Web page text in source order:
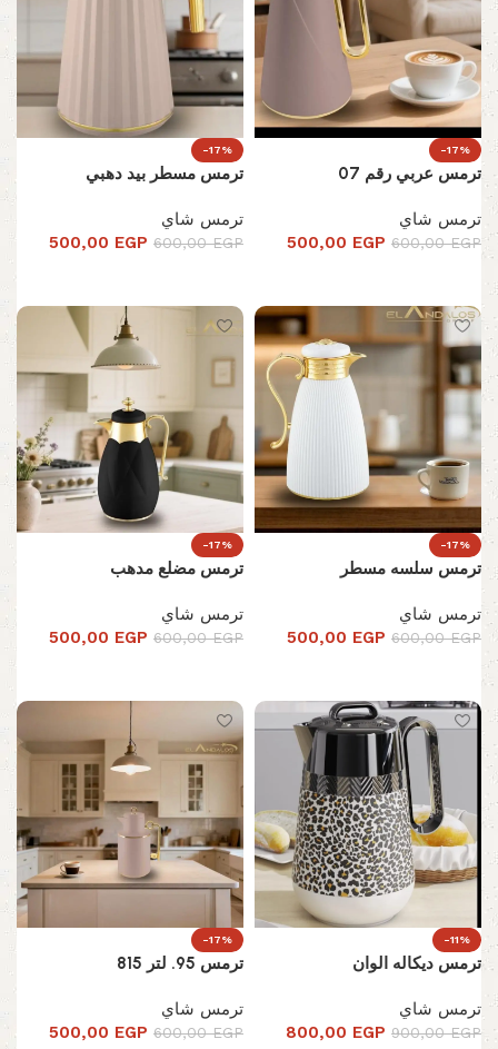
-17%
ترمس عربي رقم 07
ترمس شاي
600,00EGP
500,00 EGP
-17%
ترمس مسطر بيد دهبي
ترمس شاي
600,00EGP
500,00 EGP
-17%
ترمس سلسه مسطر
ترمس شاي
600,00EGP
500,00 EGP
-17%
ترمس مضلع مدهب
ترمس شاي
600,00EGP
500,00 EGP
-11%
ترمس ديكاله الوان
ترمس شاي
900,00EGP
800,00 EGP
-17%
ترمس 95. لتر 815
ترمس شاي
600,00EGP
500,00 EGP